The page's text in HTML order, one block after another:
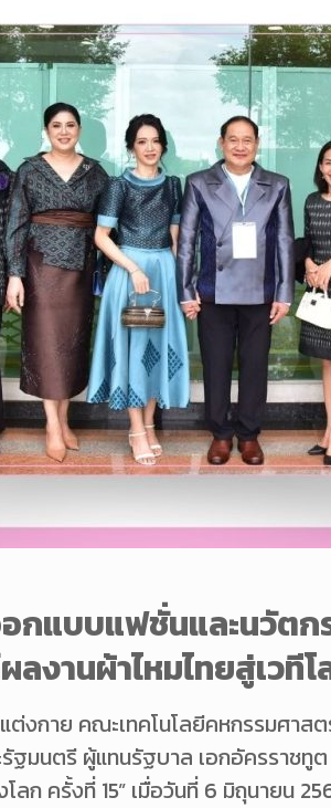
กแบบแฟชั่นและนวัตก
งานผ้าไหมไทยสู่เวที
งกาย คณะเทคโนโลยีคหกรรมศา
มนตรี ผู้แทนรัฐบาล เอกอัครราช
โลก ครั้งที่ 15” เมื่อวันที่ 6 มิถุนายน